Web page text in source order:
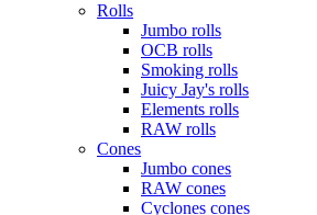
Rolls
Jumbo rolls
OCB rolls
Smoking rolls
Juicy Jay's rolls
Elements rolls
RAW rolls
Cones
Jumbo cones
RAW cones
Cyclones cones